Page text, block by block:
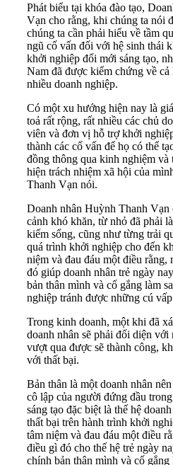
Phát biểu tại khóa đào tạo,
Vạn cho rằng, khi chúng ta nói
chúng ta cần phải hiểu về tầm
ngũ cố vấn đối với hệ sinh thái
khởi nghiệp đổi mới sáng tạo,
Nam đã được kiểm chứng về
nhiều doanh nghiệp.
Có một xu hướng hiện nay là
toả rất rộng, rất nhiều các chủ
viên và đơn vị hỗ trợ khởi
thành các cố vấn để họ có thể
đồng thông qua kinh nghiệm
hiện trách nhiệm xã hội của
Thanh Vạn nói.
Doanh nhân Huỳnh Thanh Vạn
cảnh khó khăn, từ nhỏ đã phải
kiếm sống, cũng như từng trải
quá trình khởi nghiệp cho đến
niệm và đau đáu một điều
đó giúp doanh nhân trẻ ngày
bản thân mình và cố gắng làm
nghiệp tránh được những cú
Trong kinh doanh, một khi đã
doanh nhân sẽ phải đối diện với
vượt qua được sẽ thành công,
với thất bại.
Bản thân là một doanh nhân
cô lập của người đứng đầu
sáng tạo đặc biệt là thế hệ
thất bại trên hành trình khởi
tâm niệm và đau đáu một điều
điều gì đó cho thế hệ trẻ ngày
chính bản thân mình và cố gắng